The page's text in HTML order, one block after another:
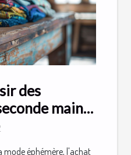
des
main
mode éphémère, l'achat